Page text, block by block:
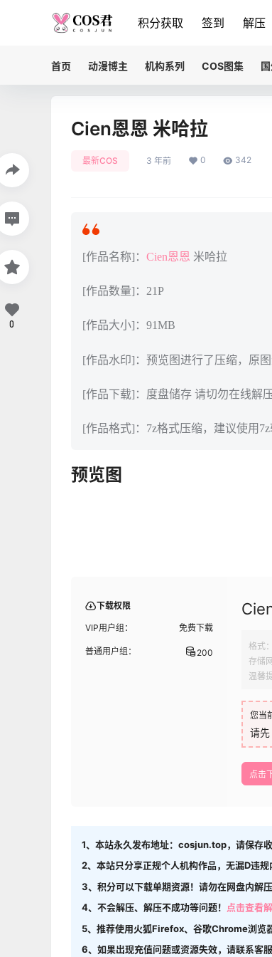
积分获取 签到 解压
首页 动漫博主 机构系列 COS图集
Cien恩恩 米哈拉
最新COS 3 年前 0 342
[作品名称]： Cien恩恩 米哈拉
[作品数量]：21P
[作品大小]：91MB
[作品水印]：预览图进行了压缩，原
[作品下载]：度盘储存 请切勿在线解
[作品格式]：7z格式压缩，建议使用
预览图
下载权限
VIP用户组： 免费下载
普通用户组： 200
格式：
存储
温馨
您当
请先
点击
1、本站永久发布地址：cosjun.top，请保存收
2、本站只分享正规个人机构作品，无漏D违
3、积分可以下载单期资源！请勿在网盘内解压
4、不会解压、解压不成功等问题！
点击查看
5、推荐使用火狐Firefox、谷歌Chrome浏览器
6、如果出现充值问题或资源失效，请联系客服
0